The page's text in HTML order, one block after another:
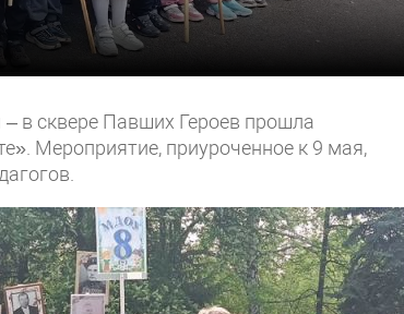
в сквере Павших Героев прошла
Мероприятие, приуроченное к 9 мая,